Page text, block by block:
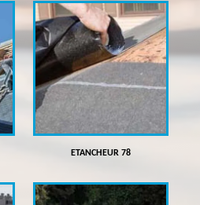
ETANCHEUR 78